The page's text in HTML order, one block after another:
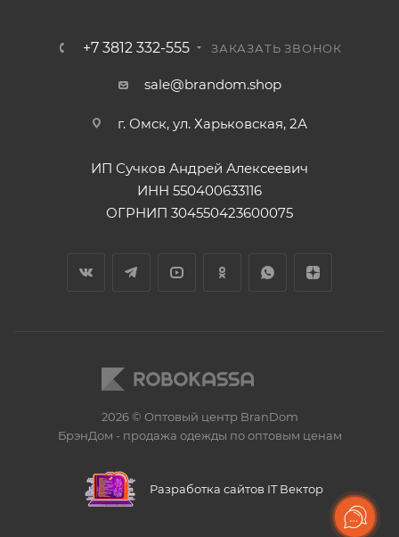
+7 3812 332-555 ЗАКАЗАТЬ ЗВОНОК
sale@brandom.shop
г. Омск, ул. Харьковская, 2А
ИП Сучков Андрей Алексеевич
ИНН 550400633116
ОГРНИП 304550423600075
2026 © Оптовый центр BranDom
БрэнДом - продажа одежды по оптовым ценам
Разработка сайтов IT Вектор